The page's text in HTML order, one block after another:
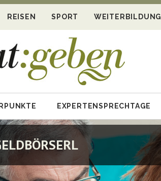
REISEN SPORT WEITERBILDUNG
EXPERTENSPRECHTAGE